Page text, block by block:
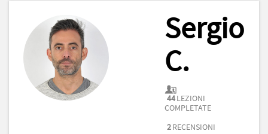
Sergio
C.
44LEZIONI
COMPLETATE
2RECENSIONI